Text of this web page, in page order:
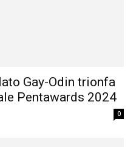
Gay-Odin trionfa
Pentawards 2024
0